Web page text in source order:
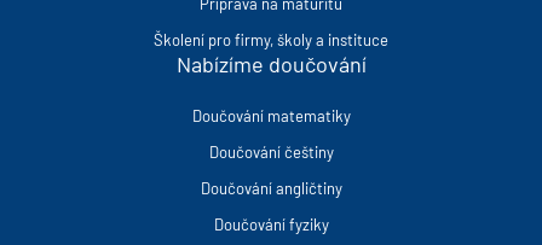
Školení pro firmy, školy a instituce
Nabízíme doučování
Doučování matematiky
Doučování češtiny
Doučování angličtiny
Doučování fyziky